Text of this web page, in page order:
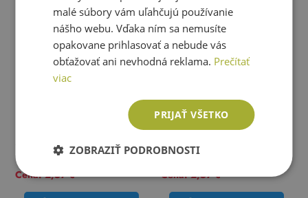
Smetanové květované sametové
polodupky F&F
Veľkosť:
74
Cena: 2,57 €
H&M
Béžové pyžamové kraťasy H&M
Cena: 2,57 €
malé súbory vám uľahčujú používanie
nášho webu. Vďaka ním sa nemusíte
opakovane prihlasovať a nebude vás
obťažovať ani nevhodná reklama. Prečítať
viac
PRIJAŤ VŠETKO
ZOBRAZIŤ PODROBNOSTI